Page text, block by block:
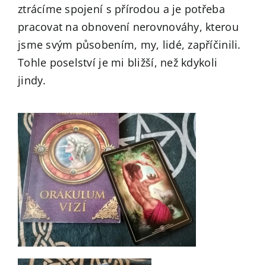
ztrácíme spojení s přírodou a je potřeba
pracovat na obnovení nerovnováhy, kterou
jsme svým působením, my, lidé, zapříčinili.
Tohle poselství je mi bližší, než kdykoli
jindy.